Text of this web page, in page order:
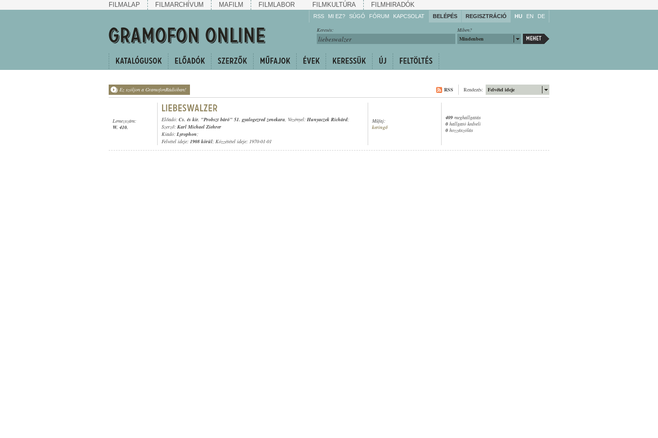
FILMALAP FILMARCHÍVUM MAFILM FILMLABOR FILMKULTÚRA FILMHIRADÓK
RSS MI EZ? SÚGÓ
Gyarapítsa!
Kövesse!
FÓRUM KAPCSOLAT BELÉPÉS REGISZTRÁCIÓ HU EN DE
Miben?
Mindenben
Keresés:
Ez szóljon a GramofonRádióban! Felvétel ideje
Rendezés:
RSS
Lemezszám:
W. 410.
Előadó: Cs. és kir. "Probszt báró" 51. gyalogezred zenekara, Vezényel: Hunyaczek Richárd;
Szerző: Karl Michael Ziehrer
Kiadó: Lyrophon;
Felvétel ideje: 1908 körül; Közzététel ideje: 1970-01-01
Műfaj:
keringő
409 meghallgatás
0 hallgató kedveli
0 hozzászólás